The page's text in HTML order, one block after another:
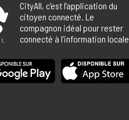
CityAll, c’est l’application du
citoyen connecté. Le
compagnon idéal pour rester
connecté à l’information locale.